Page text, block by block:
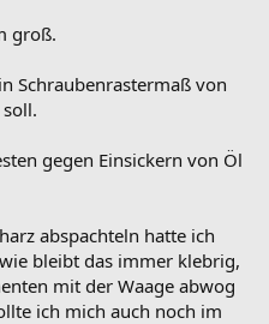
groß.
Schraubenrastermaß von
gegen Einsickern von Öl
abspachteln hatte ich
bleibt das immer klebrig,
mit der Waage abwog
ich mich auch noch im